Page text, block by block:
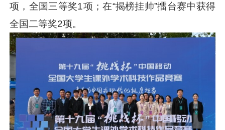
项，全国三等奖1项；在“揭榜挂帅”擂台赛中获得
全国二等奖2项。